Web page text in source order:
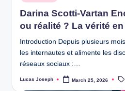
in
Darina Scotti-Vartan
ou réalité ? La vérité en
Introduction Depuis plusieurs
les internautes et alimente les
réseaux sociaux :…
Posted
Lucas Joseph March 25, 2026
Tags: